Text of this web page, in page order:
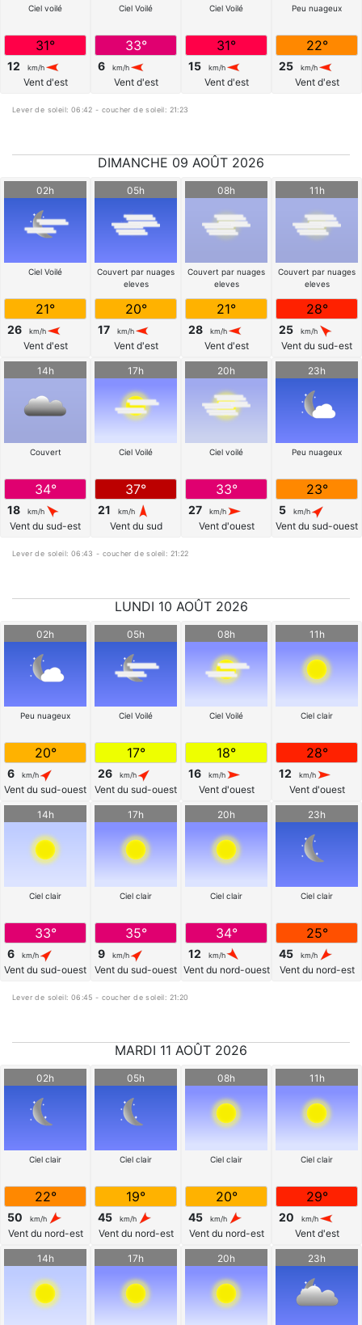
Ciel voilé
31°
12 km/h
Vent d'est
Ciel Voilé
33°
6 km/h
Vent d'est
Ciel Voilé
31°
15 km/h
Vent d'est
Peu nuageux
22°
25 km/h
Vent d'est
Lever de soleil: 06:42 - coucher de soleil: 21:23
DIMANCHE 09 AOÛT 2026
02h
Ciel Voilé
21°
26 km/h
Vent d'est
05h
Couvert par nuages
eleves
20°
17 km/h
Vent d'est
08h
Couvert par nuages
eleves
21°
28 km/h
Vent d'est
11h
Couvert par nuages
eleves
28°
25 km/h
Vent du sud-est
14h
Couvert
34°
18 km/h
Vent du sud-est
17h
Ciel Voilé
37°
21 km/h
Vent du sud
20h
Ciel voilé
33°
27 km/h
Vent d'ouest
23h
Peu nuageux
23°
5 km/h
Vent du sud-ouest
Lever de soleil: 06:43 - coucher de soleil: 21:22
LUNDI 10 AOÛT 2026
02h
Peu nuageux
20°
6 km/h
Vent du sud-ouest
05h
Ciel Voilé
17°
26 km/h
Vent du sud-ouest
08h
Ciel Voilé
18°
16 km/h
Vent d'ouest
11h
Ciel clair
28°
12 km/h
Vent d'ouest
14h
Ciel clair
33°
6 km/h
Vent du sud-ouest
17h
Ciel clair
35°
9 km/h
Vent du sud-ouest
20h
Ciel clair
34°
12 km/h
Vent du nord-ouest
23h
Ciel clair
25°
45 km/h
Vent du nord-est
Lever de soleil: 06:45 - coucher de soleil: 21:20
MARDI 11 AOÛT 2026
02h
Ciel clair
22°
50 km/h
Vent du nord-est
05h
Ciel clair
19°
45 km/h
Vent du nord-est
08h
Ciel clair
20°
45 km/h
Vent du nord-est
11h
Ciel clair
29°
20 km/h
Vent d'est
14h 17h 20h 23h